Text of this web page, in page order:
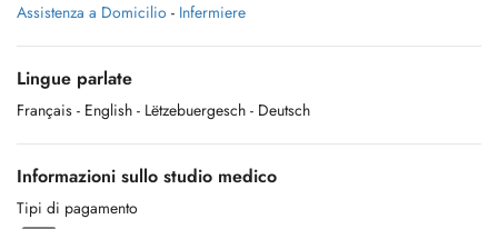
Assistenza a Domicilio - Infermiere
Lingue parlate
Français - English - Lëtzebuergesch - Deutsch
Informazioni sullo studio medico
Tipi di pagamento